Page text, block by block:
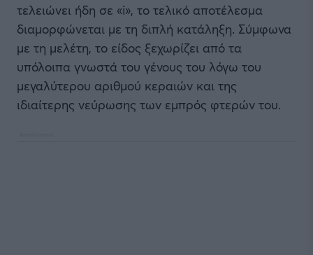
τελειώνει ήδη σε «i», το τελικό αποτέλεσμα
διαμορφώνεται με τη διπλή κατάληξη. Σύμφωνα
με τη μελέτη, το είδος ξεχωρίζει από τα
υπόλοιπα γνωστά του γένους του λόγω του
μεγαλύτερου αριθμού κεραιών και της
ιδιαίτερης νεύρωσης των εμπρός φτερών του.